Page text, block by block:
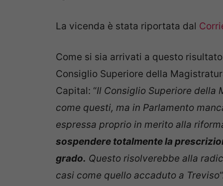
La vicenda è stata riportata dal
Come si sia arrivati a questo
Consiglio Superiore della
Capital: “Il Consiglio Superiore della
come questi, ma in Parlamento
espressa proprio in merito alla
sospendere totalmente la
grado. Questo risolverebbe alla
casi come quello accaduto a Treviso